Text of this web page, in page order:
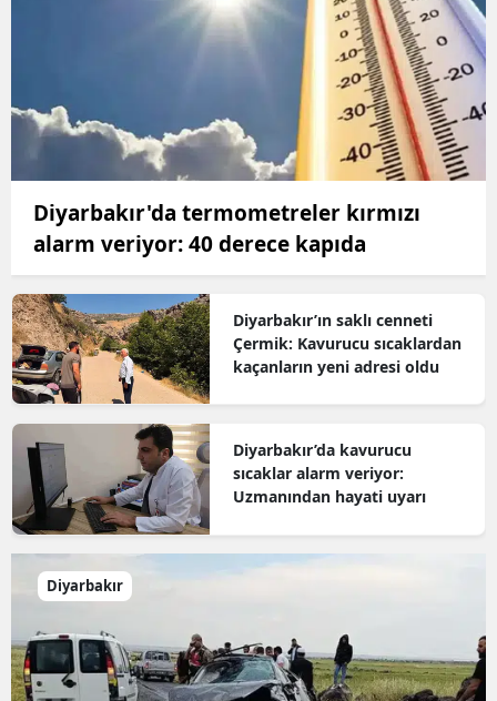
Diyarbakır'da termometreler kırmızı
alarm veriyor: 40 derece kapıda
Diyarbakır’ın saklı cenneti
Çermik: Kavurucu sıcaklardan
kaçanların yeni adresi oldu
Diyarbakır’da kavurucu
sıcaklar alarm veriyor:
Uzmanından hayati uyarı
Diyarbakır